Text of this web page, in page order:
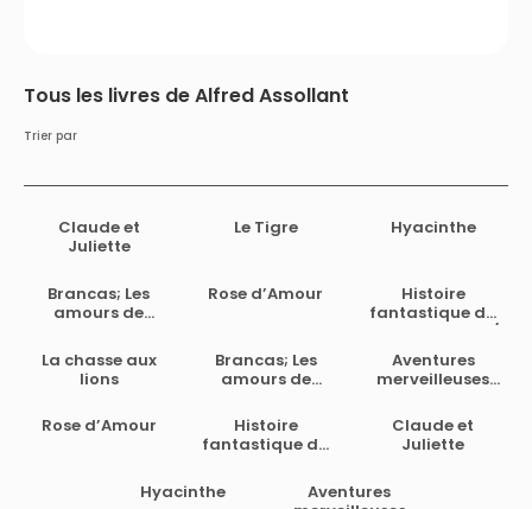
Tous les livres de Alfred Assollant
Trier par
Claude et
Juliette
Le Tigre Hyacinthe
Brancas; Les
amours de
Rose d’Amour
Histoire
fantastique du
célèbre Pierrot /
Écrite par le
magicien
Alcofribas;
sogdien par
Alfred Assollant
La chasse aux
lions
Brancas; Les
amours de
Aventures
merveilleuses
authentiques
du capitaine
Corcoran,
Rose d’Amour
Histoire
fantastique du
Écrite par le
Claude et
Juliette
Hyacinthe
Aventures